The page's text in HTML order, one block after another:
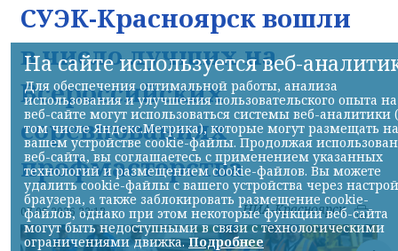
СУЭК-Красноярск вошли
в число лучших на
Всероссийских
соревнованиях
профмастерства
07.08.2026 22:13 НИА-Красноярск
На сайте используется веб-
Для обеспечения оптимальной работы, анализа
использования и улучшения пользовательского опыта на
веб-сайте могут использоваться системы веб-аналитики
том числе Яндекс.Метрика), которые могут размещать на
вашем устройстве cookie-файлы. Продолжая
веб-сайта, вы соглашаетесь с применением указанных
технологий и размещением cookie-файлов. Вы можете
удалить cookie-файлы с вашего устройства через
браузера, а также заблокировать размещение cookie-
файлов, однако при этом некоторые функции веб-сайта
могут быть недоступными в связи с технологическими
ограничениями движка.Подробнее